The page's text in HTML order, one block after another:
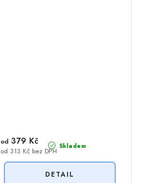
Skladem
od 313 Kč bez DPH
od 379 Kč